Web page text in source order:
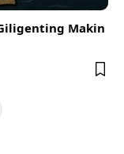
Makin